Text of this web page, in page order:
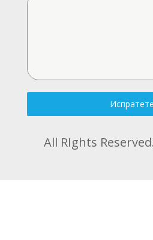
Испратете
All RIghts